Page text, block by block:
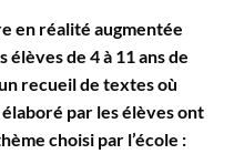
en réalité augmentée
de 4 à 11 ans de
recueil de textes où
par les élèves ont
choisi par l’école :